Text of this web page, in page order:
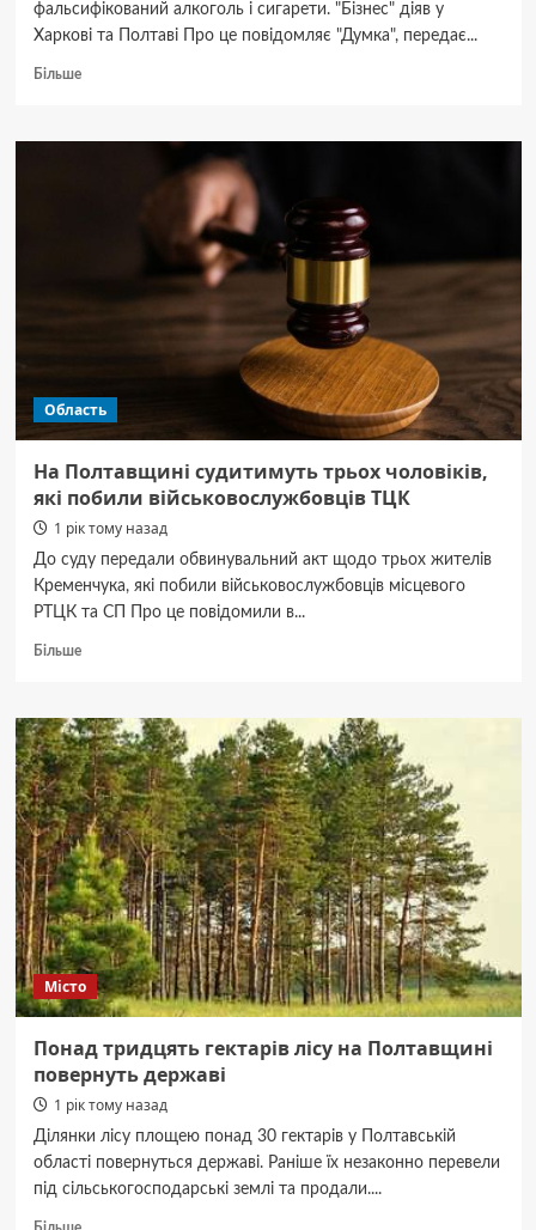
фальсифікований алкоголь і сигарети. "Бізнес" діяв у
Харкові та Полтаві Про це повідомляє "Думка", передає...
БільшеДокладніше
Харківщині
алкоголю
Область
На Полтавщині судитимуть трьох чоловіків,
які побили військовослужбовців ТЦК
1 рік тому назад
До суду передали обвинувальний акт щодо трьох жителів
Кременчука, які побили військовослужбовців місцевого
РТЦК та СП Про це повідомили в...
БільшеДокладніше
Полтавщині
судитимуть
трьох
чоловіків,
які
побили
військовослужбовців
ТЦК
Місто
Понад тридцять гектарів лісу на Полтавщині
повернуть державі
1 рік тому назад
Ділянки лісу площею понад 30 гектарів у Полтавській
області повернуться державі. Раніше їх незаконно перевели
під сільськогосподарські землі та продали....
Докладніше